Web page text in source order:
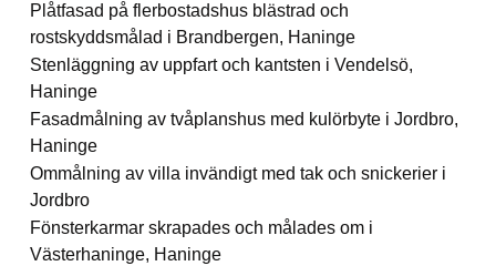
Plåtfasad på flerbostadshus blästrad och
rostskyddsmålad i Brandbergen, Haninge
Stenläggning av uppfart och kantsten i Vendelsö,
Haninge
Fasadmålning av tvåplanshus med kulörbyte i Jordbro,
Haninge
Ommålning av villa invändigt med tak och snickerier i
Jordbro
Fönsterkarmar skrapades och målades om i
Västerhaninge, Haninge